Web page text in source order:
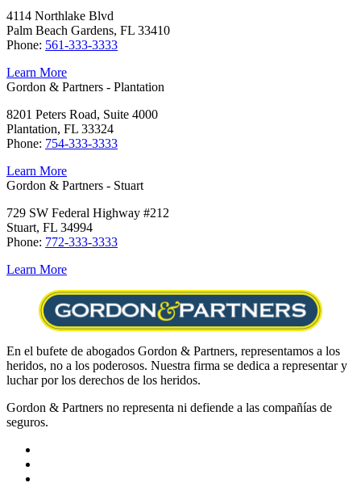
4114 Northlake Blvd
Palm Beach Gardens, FL 33410
Phone: 561-333-3333
Learn More
Gordon & Partners - Plantation
8201 Peters Road, Suite 4000
Plantation, FL 33324
Phone: 754-333-3333
Learn More
Gordon & Partners - Stuart
729 SW Federal Highway #212
Stuart, FL 34994
Phone: 772-333-3333
Learn More
En el bufete de abogados Gordon & Partners, representamos a los
heridos, no a los poderosos. Nuestra firma se dedica a representar y
luchar por los derechos de los heridos.
Gordon & Partners no representa ni defiende a las compañías de
seguros.